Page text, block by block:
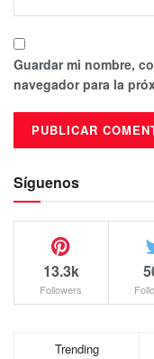
Guardar mi nombre,
navegador para la
Síguenos
13.3k
Followers
Trending